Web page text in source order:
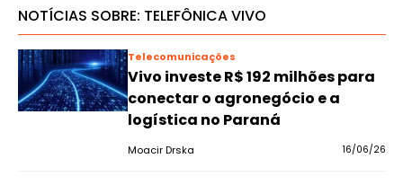
NOTÍCIAS SOBRE: TELEFÔNICA VIVO
Telecomunicações
Vivo investe R$ 192 milhões para
conectar o agronegócio e a
logística no Paraná
Moacir Drska 16/06/26